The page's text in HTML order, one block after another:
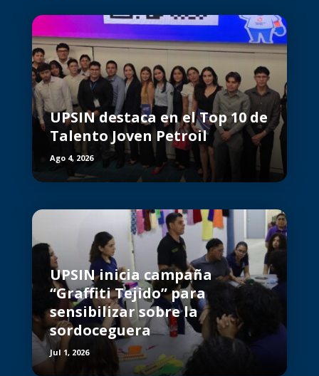
UPSIN destaca en el Top 10 de
Talento Joven Petroil
Ago 4, 2026
UPSIN inicia campaña
“Graffiti Tejido” para
sensibilizar sobre la
sordoceguera
Jul 1, 2026